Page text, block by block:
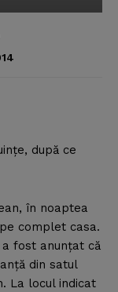
după ce
în noaptea
complet casa.
a fost anunţat că
din satul
La locul indicat